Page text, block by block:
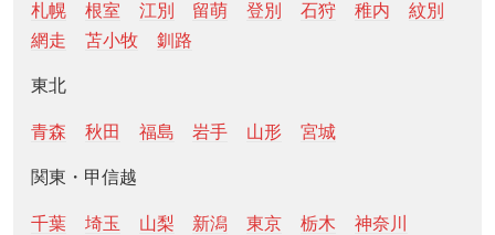
札幌
根室 江別 留萌 登別 石狩 稚内
紋別
網走
苫小牧 釧路
東北
青森 秋田 福島 岩手 山形 宮城
関東・甲信越
千葉 埼玉 山梨 新潟 東京 栃木
神奈川